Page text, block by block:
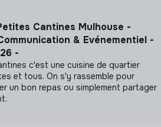
Cantines Mulhouse -
& Evénementiel -
-
c'est une cuisine de quartier
et tous. On s'y rassemble pour
un bon repas ou simplement partager